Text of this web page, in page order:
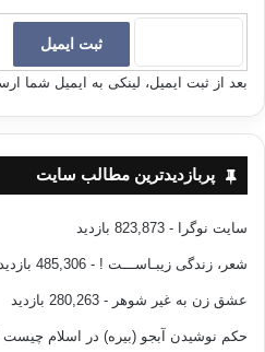
اند و بر اين باورند که:
ماهيت و احوال
حسی و خواه ماوراء حسی، با اسباب و
عقل
باشد، نه از طریق شنیدن و نقل
الدوله، و ابوعلی سینا … و باید دانست که
معتقد شده اند، از همه وجوه باطل است.» همان
قابل کتمان نيست که گفتار ابن خلدون در
فارابی
می گوید:« هم فیلسوف و هم پیامبر
بعد از ثبت ایمیل، لینکی به ایمیل شما
پربازدیدترین مطالب سایت
سایت نوگرا - 823,873 بازدید
شعر، زندگی زیبـاســـت ! - 485,306 بازدید
عشق زن به غیر شوهر - 280,263 بازدید
حکم نوشیدن آبجو (بیره) در اسلام چیست